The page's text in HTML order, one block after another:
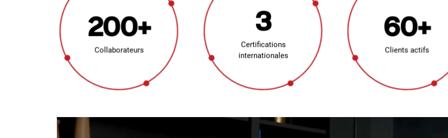
200+
Collaborateurs
3
Certifications
internationales
60+
Clients actifs